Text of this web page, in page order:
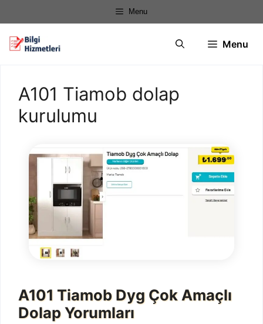
atla
Menu
Menu
A101 Tiamob dolap
kurulumu
A101 Tiamob Dyg Çok Amaçlı
Dolap Yorumları